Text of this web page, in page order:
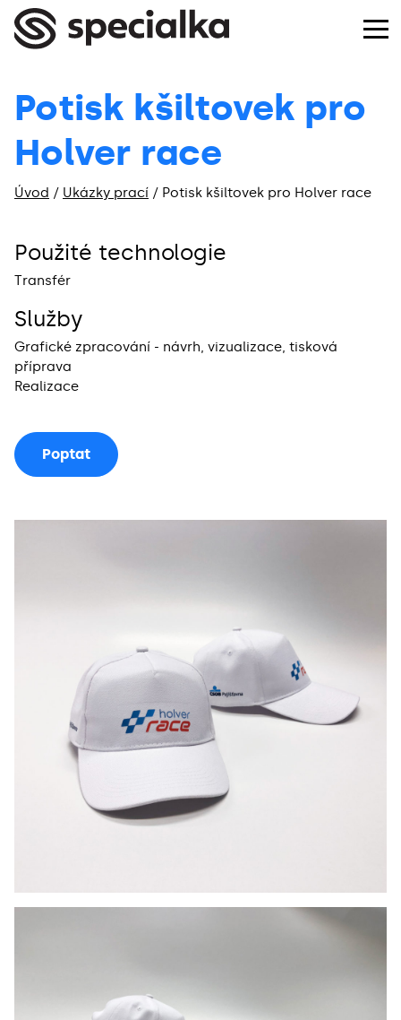
Potisk kšiltovek pro
Holver race
Úvod / Ukázky prací / Potisk kšiltovek pro Holver race
Použité technologie
Transfér
Služby
Grafické zpracování - návrh, vizualizace, tisková
příprava
Realizace
Poptat